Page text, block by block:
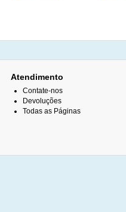
Atendimento
Contate-nos
Devoluções
Todas as Páginas